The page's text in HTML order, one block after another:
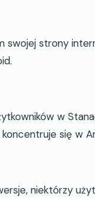
swojej strony
w
się w
niektórzy